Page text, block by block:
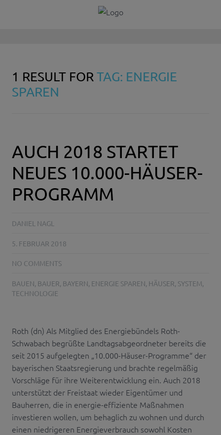
1 RESULT FORTAG: ENERGIE
SPAREN
AUCH 2018 STARTET
NEUES 10.000-HÄUSER-
PROGRAMM
DANIEL NAGL
5. FEBRUAR 2018
NO COMMENTS
BAUEN, BAUER, BAYERN, ENERGIE SPAREN, HÄUSER, SYSTEM,
TECHNOLOGIE
Roth (dn) Als Mitglied des Energiebündels Roth-
Schwabach begrüßte Landtagsabgeordneter bereits die
seit 2015 aufgelegten „10.000-Häuser-Programme“ der
bayerischen Staatsregierung und brachte regelmäßig
Vorschläge für ihre Weiterentwicklung ein. Auch 2018
unterstützt der Freistaat wieder Eigentümer und
Bauherren, die in energie-effiziente Maßnahmen
investieren wollen, um behaglich zu wohnen und durch
einen niedrigeren Energieverbrauch sowohl Kosten